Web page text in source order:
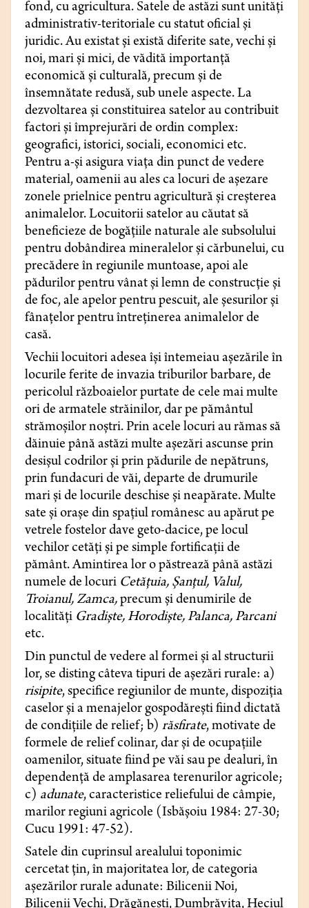
fond, cu agricultura. Satele de astăzi sunt unități
administrativ-teritoriale cu statut oficial și
juridic. Au existat și există diferite sate, vechi și
noi, mari și mici, de vădită importanță
economică și culturală, precum și de
însemnătate redusă, sub unele aspecte. La
dezvoltarea și constituirea satelor au contribuit
factori și împrejurări de ordin complex:
geografici, istorici, sociali, economici etc.
Pentru a-și asigura viața din punct de vedere
material, oamenii au ales ca locuri de așezare
zonele prielnice pentru agricultură și creșterea
animalelor. Locuitorii satelor au căutat să
beneficieze de bogățiile naturale ale subsolului
pentru dobândirea mineralelor și cărbunelui, cu
precădere în regiunile muntoase, apoi ale
pădurilor pentru vânat și lemn de construcție și
de foc, ale apelor pentru pescuit, ale șesurilor și
fânațelor pentru întreținerea animalelor de
casă.
Vechii locuitori adesea își întemeiau așezările în
locurile ferite de invazia triburilor barbare, de
pericolul războaielor purtate de cele mai multe
ori de armatele străinilor, dar pe pământul
strămoșilor noștri. Prin acele locuri au rămas să
dăinuie până astăzi multe așezări ascunse prin
desișul codrilor și prin pădurile de nepătruns,
prin fundacuri de văi, departe de drumurile
mari și de locurile deschise și neapărate. Multe
sate și orașe din spațiul românesc au apărut pe
vetrele fostelor dave geto-dacice, pe locul
vechilor cetăți și pe simple fortificații de
pământ. Amintirea lor o păstrează până astăzi
numele de locuri Cetățuia, Șanțul, Valul,
Troianul, Zamca,precum și denumirile de
localități Gradiște, Horodiște, Palanca, Parcani
etc.
Din punctul de vedere al formei și al structurii
lor, se disting câteva tipuri de așezări rurale: a)
risipite, specifice regiunilor de munte, dispoziția
caselor și a menajelor gospodărești fiind dictată
de condițiile de relief; b) răsfirate, motivate de
formele de relief colinar, dar și de ocupațiile
oamenilor, situate fiind pe văi sau pe dealuri, în
dependență de amplasarea terenurilor agricole;
c) adunate, caracteristice reliefului de câmpie,
marilor regiuni agricole (Isbășoiu 1984: 27-30;
Cucu 1991: 47-52).
Satele din cuprinsul arealului toponimic
cercetat țin, în majoritatea lor, de categoria
așezărilor rurale adunate: Bilicenii Noi,